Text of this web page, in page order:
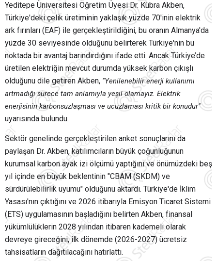
Yeditepe Üniversitesi Öğretim Üyesi Dr. Kübra Akben,
Türkiye'deki çelik üretiminin yaklaşık yüzde 70'inin elektrik
ark fırınları (EAF) ile gerçekleştirildiğini, bu oranın Almanya'da
yüzde 30 seviyesinde olduğunu belirterek Türkiye'nin bu
noktada bir avantaj barındırdığını ifade etti. Ancak Türkiye’de
üretilen elektriğin mevcut durumda yüksek karbon çıkışlı
olduğunu dile getiren Akben, "Yenilenebilir enerji kullanımı
artmadığı sürece tam anlamıyla yeşil olamayız. Elektrik
enerjisinin karbonsuzlaşması ve ucuzlaması kritik bir konudur"
uyarısında bulundu.
Sektör genelinde gerçekleştirilen anket sonuçlarını da
paylaşan Dr. Akben, katılımcıların büyük çoğunluğunun
kurumsal karbon ayak izi ölçümü yaptığını ve önümüzdeki beş
yıl içinde en büyük beklentinin "CBAM (SKDM) ve
sürdürülebilirlik uyumu" olduğunu aktardı. Türkiye'de İklim
Yasası'nın çıktığını ve 2026 itibarıyla Emisyon Ticaret Sistemi
(ETS) uygulamasının başladığını belirten Akben, finansal
yükümlülüklerin 2028 yılından itibaren kademeli olarak
devreye gireceğini, ilk dönemde (2026-2027) ücretsiz
tahsisatların dağıtılacağını hatırlattı.